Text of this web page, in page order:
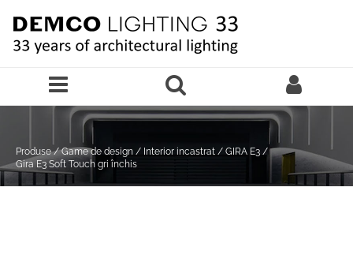
Produse / Game de design / Interior incastrat / GIRA E3 /
Gira E3 Soft Touch gri închis